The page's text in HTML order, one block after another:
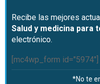
Recibe las mejores
Salud y medicina para
electrónico.
[mc4wp_form id="5974"]
*No te